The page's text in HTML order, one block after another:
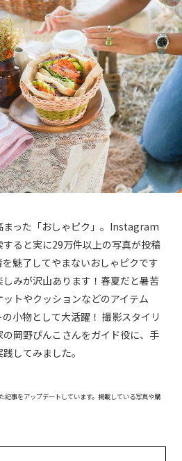
まった「おしゃピク」。Instagram
ると実に29万件以上の写真が投稿
魅了してやまないおしゃピクです
みが沢山あります！春夏だと暑苦
トやクッションなどのアイテム
小物として大活躍！ 撮影スタイリ
岡野ぴんこさんをガイド役に、手
してみました。
事をアップデートしています。掲載している写真や購